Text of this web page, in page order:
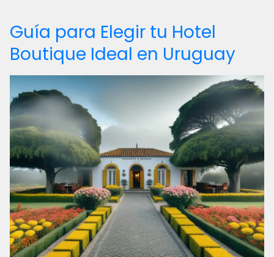
Guía para Elegir tu Hotel
Boutique Ideal en Uruguay